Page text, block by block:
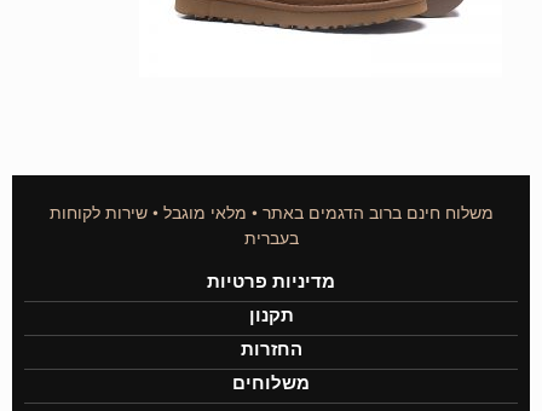
משלוח חינם ברוב הדגמים באתר • מלאי מוגבל • שירות לקוחות
בעברית
מדיניות פרטיות
תקנון
החזרות
משלוחים